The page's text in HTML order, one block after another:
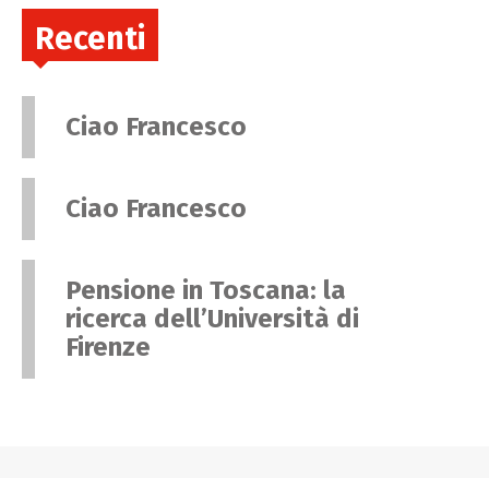
Recenti
Ciao Francesco
Ciao Francesco
Pensione in Toscana: la
ricerca dell’Università di
Firenze